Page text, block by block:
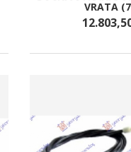
VRATA
12.803,